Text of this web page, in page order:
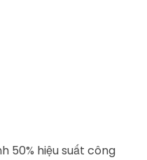
50% hiệu suất công